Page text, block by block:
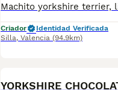
Criador
Identidad Verificada
Silla, Valencia (94.9km)
YORKSHIRE